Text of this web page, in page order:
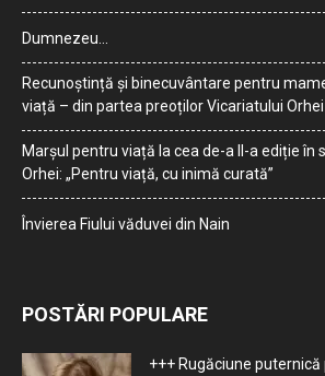
Dumnezeu…
Recunoștință și binecuvântare pentru
viață – din partea preoților Vicariatului Orhei
Marșul pentru viață la cea de-a II-a ediție în
Orhei: „Pentru viață, cu inimă curată”
Învierea Fiului văduvei din Nain
POSTĂRI POPULARE
+++ Rugăciune